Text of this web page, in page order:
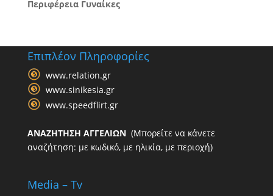
Περιφέρεια Γυναίκες
Επιπλέον Πληροφορίες
www.relation.gr
www.sinikesia.gr
www.speedflirt.gr
ΑΝΑΖΗΤΗΣΗ ΑΓΓΕΛΙΩΝ(Μπορείτε να κάνετε
αναζήτηση: με κωδικό, με ηλικία, με περιοχή)
Media – Tv